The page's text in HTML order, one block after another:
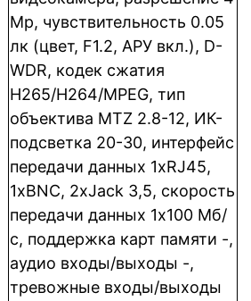
Mp, чувствительность 0.05
лк (цвет, F1.2, АРУ вкл.), D-
WDR, кодек сжатия
Н265/H264/MPEG, тип
объектива MTZ 2.8-12, ИК-
подсветка 20-30, интерфейс
передачи данных 1xRJ45,
1xBNC, 2xJack 3,5, cкорость
передачи данных 1x100 Мб/
с, поддержка карт памяти -,
аудио входы/выходы -,
тревожные входы/выходы